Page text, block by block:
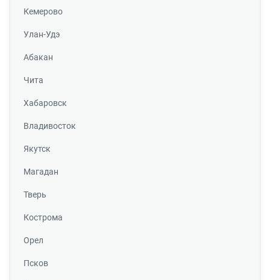
Кемерово
Улан-Удэ
Абакан
Чита
Хабаровск
Владивосток
Якутск
Магадан
Тверь
Кострома
Орел
Псков